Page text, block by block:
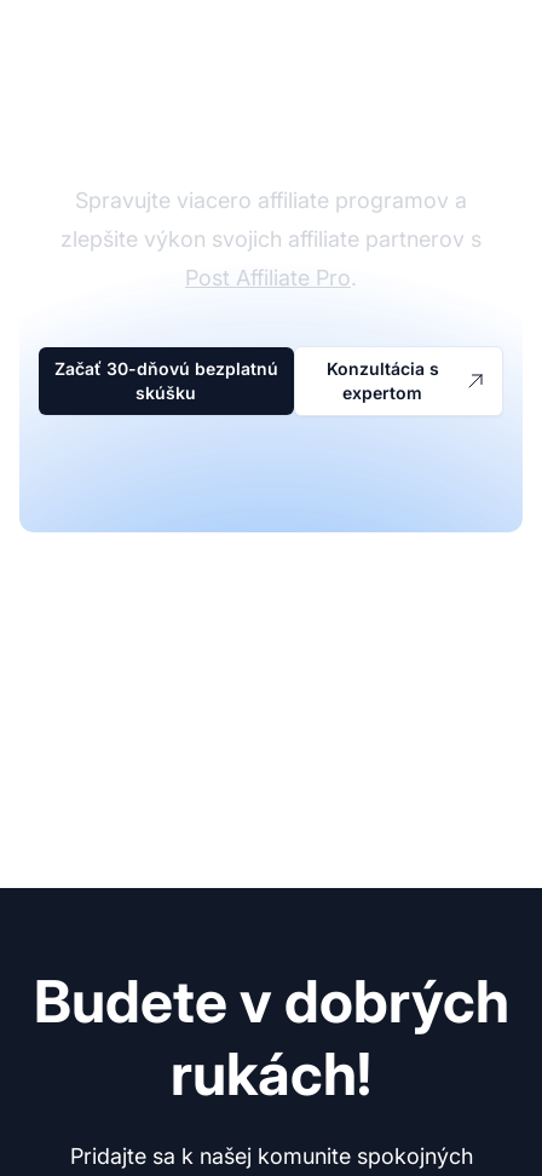
Spravujte viacero affiliate programov a
zlepšite výkon svojich affiliate partnerov s
Post Affiliate Pro.
Začať 30-dňovú bezplatnú
skúšku
Konzultácia s
expertom
Budete v dobrých
rukách!
Pridajte sa k našej komunite spokojných